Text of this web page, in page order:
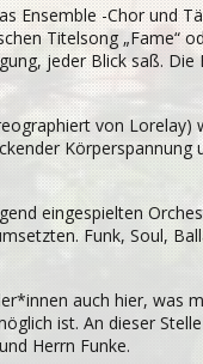
Ensemble -Chor und
Titelsong „Fame“
jeder Blick saß. Die
von Lorelay)
Körperspannung
eingespielten
Funk, Soul,
auch hier, was
ist. An dieser
Herrn Funke.